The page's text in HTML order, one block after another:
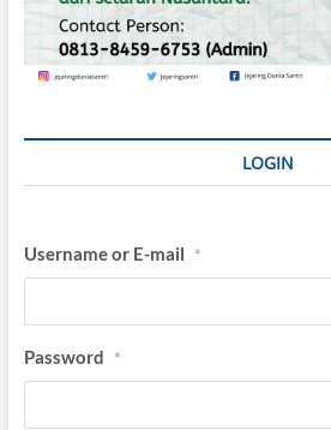
LOGIN
Username or E-mail *
Password *